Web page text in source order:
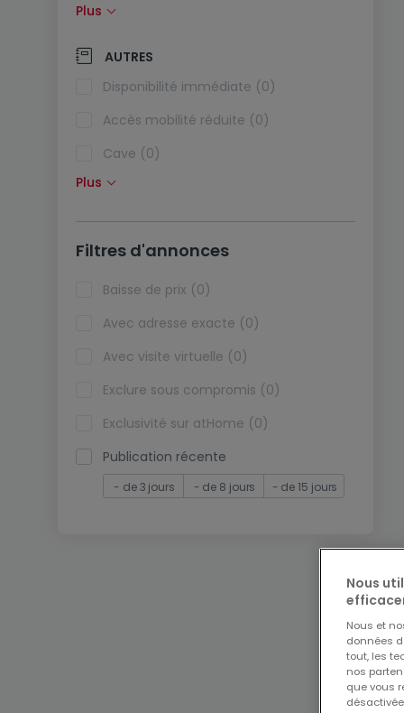
Panneaux solaires (0)
Pompe à chaleur (0)
Climatisation (0)
Fibre optique (0)
Plus
AUTRES
Disponibilité immédiate (0)
Accès mobilité réduite (0)
Cave (0)
Grenier (0)
Ascenseur (0)
Viager (0)
Biens de vacances (0)
Plus
Filtres d'annonces
Baisse de prix (0)
Avec adresse exacte (0)
Avec visite virtuelle (0)
Exclure sous compromis (0)
Exclusivité sur atHome (0)
Publication récente
- de 3 jours - de 8 jours - de 15 jours
Nous
Nous et
données
tout, les
nos
que vous